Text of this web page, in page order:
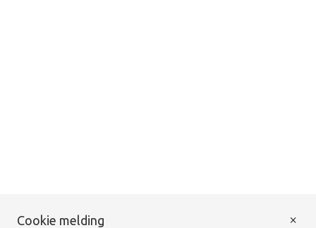
Cookie melding ×